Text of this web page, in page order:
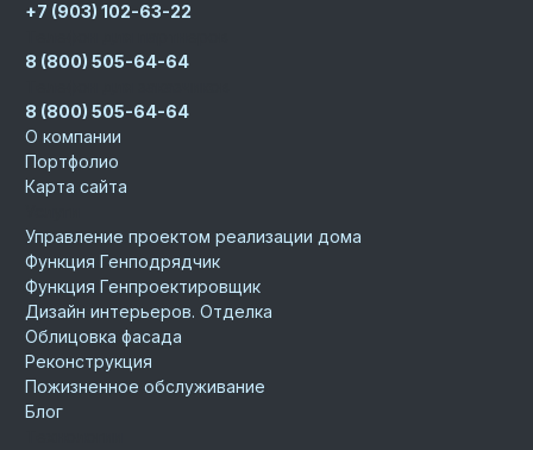
+7 (903) 102-63-22
8 (800) 505-64-64
8 (800) 505-64-64
О компании
Портфолио
Карта сайта
Управление проектом реализации дома
Функция Генподрядчик
Функция Генпроектировщик
Дизайн интерьеров. Отделка
Облицовка фасада
Реконструкция
Пожизненное обслуживание
Блог